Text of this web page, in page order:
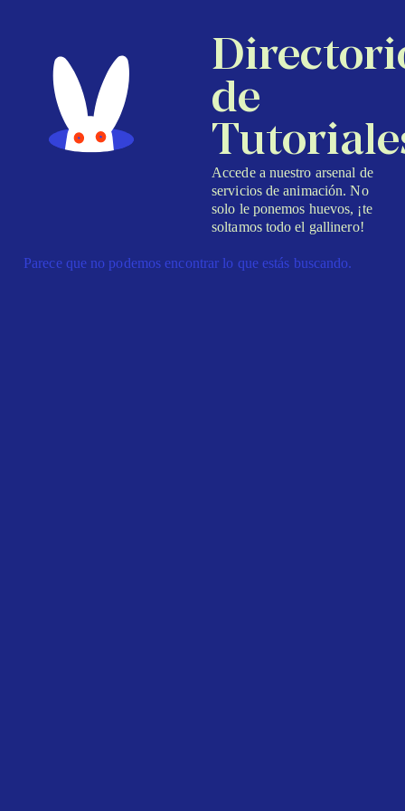
de
Accede a nuestro arsenal de
servicios de animación. No
solo le ponemos huevos, ¡te
soltamos todo el gallinero!
Parece que no podemos encontrar lo que estás buscando.